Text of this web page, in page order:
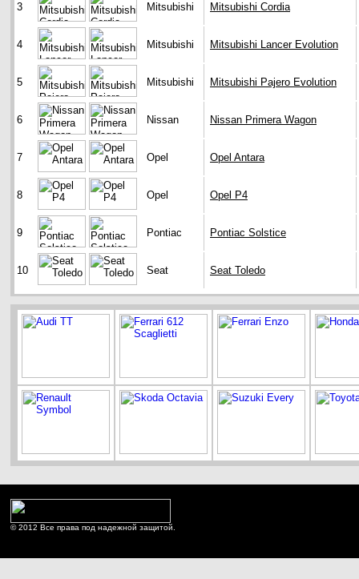
3 Mitsubishi Mitsubishi Cordia
4 Mitsubishi Mitsubishi Lancer Evolution
5 Mitsubishi Mitsubishi Pajero Evolution
6 Nissan Nissan Primera Wagon
7 Opel Opel Antara
8 Opel Opel P4
9 Pontiac Pontiac Solstice
10 Seat Seat Toledo
© 2012 Все права под надежной защитой.